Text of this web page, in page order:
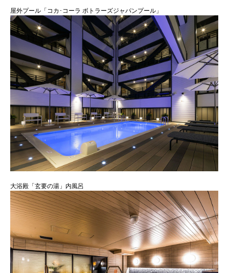
屋外プール「コカ･コーラ ボトラーズジャパンプール」
大浴殿「玄要の湯」内風呂